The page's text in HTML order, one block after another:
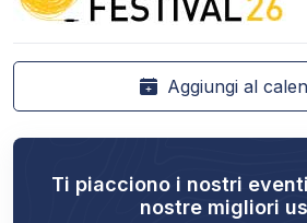
Aggiungi al
Ti piacciono i nostri
nostre migliori